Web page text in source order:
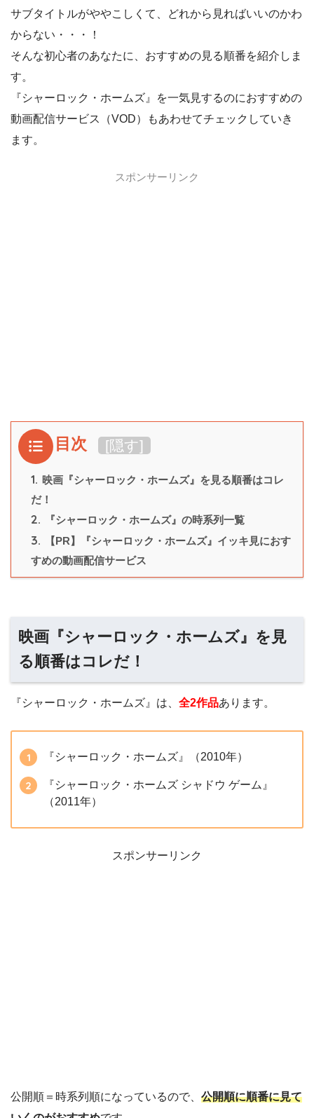
サブタイトルがややこしくて、どれから見ればいいのかわ
からない・・・！
そんな初心者のあなたに、おすすめの見る順番を紹介しま
す。
『シャーロック・ホームズ』を一気見するのにおすすめの
動画配信サービス（VOD）もあわせてチェックしていき
ます。
スポンサーリンク
目次 [隠す]
1. 映画『シャーロック・ホームズ』を見る順番はコレ
だ！
2. 『シャーロック・ホームズ』の時系列一覧
3.
【PR】『シャーロック・ホームズ』イッキ見におす
すめの動画配信サービス
映画『シャーロック・ホームズ』を見
る順番はコレだ！
『シャーロック・ホームズ』は、 全2作品あります。
『シャーロック・ホームズ』（2010年）
『シャーロック・ホームズ シャドウ ゲーム』
（2011年）
スポンサーリンク
公開順＝時系列順になっているので、 公開順に順番に見て